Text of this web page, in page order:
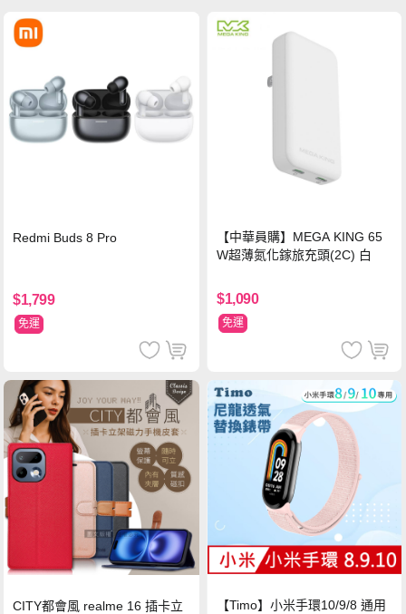
Redmi Buds 8 Pro
$1,799
免運
【中華員購】MEGA KING 65
W超薄氮化鎵旅充頭(2C) 白
$1,090
免運
CITY都會風 realme 16 插卡立
【Timo】小米手環10/9/8 通用